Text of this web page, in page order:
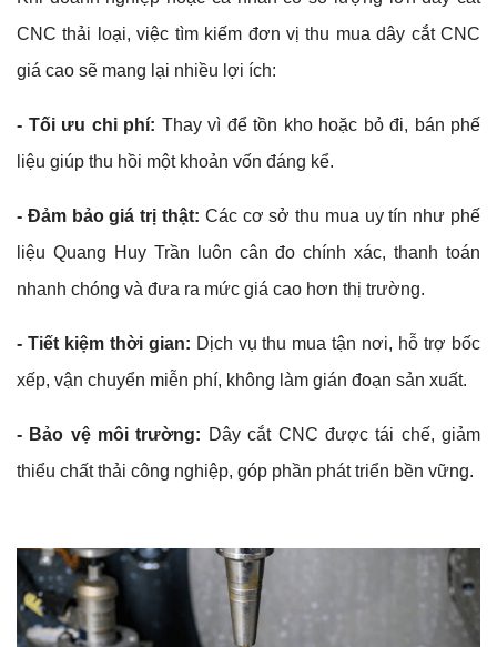
CNC thải loại, việc tìm kiếm đơn vị thu mua dây cắt CNC
giá cao sẽ mang lại nhiều lợi ích:
- Tối ưu chi phí: Thay vì để tồn kho hoặc bỏ đi, bán phế
liệu giúp thu hồi một khoản vốn đáng kể.
- Đảm bảo giá trị thật: Các cơ sở thu mua uy tín như phế
liệu Quang Huy Trần luôn cân đo chính xác, thanh toán
nhanh chóng và đưa ra mức giá cao hơn thị trường.
- Tiết kiệm thời gian: Dịch vụ thu mua tận nơi, hỗ trợ bốc
xếp, vận chuyển miễn phí, không làm gián đoạn sản xuất.
- Bảo vệ môi trường: Dây cắt CNC được tái chế, giảm
thiểu chất thải công nghiệp, góp phần phát triển bền vững.